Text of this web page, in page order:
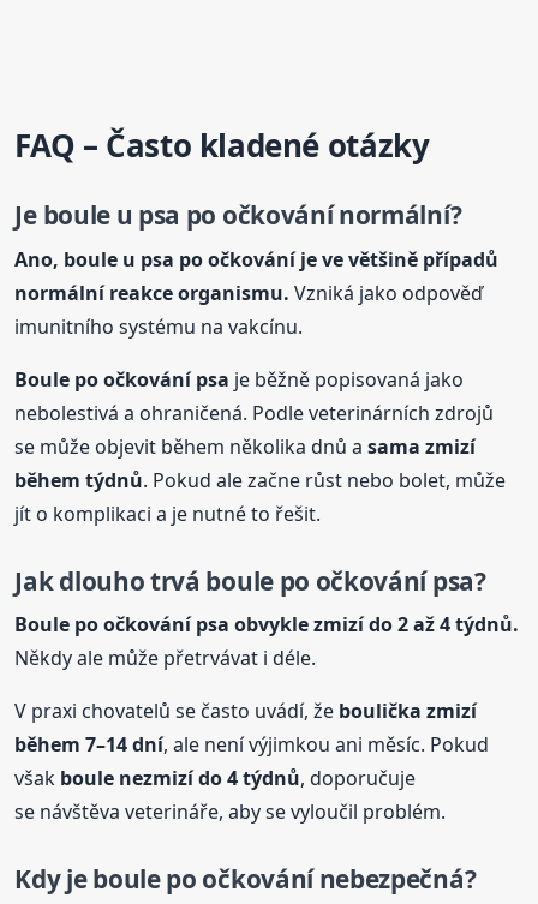
FAQ – Často kladené otázky
Je boule u psa po očkování normální?
Ano, boule u psa po očkování je ve většině případů
normální reakce organismu. Vzniká jako odpověď
imunitního systému na vakcínu.
Boule po očkování psa je běžně popisovaná jako
nebolestivá a ohraničená. Podle veterinárních zdrojů
se může objevit během několika dnů asama zmizí
během týdnů. Pokud ale začne růst nebo bolet, může
jít o komplikaci a je nutné to řešit.
Jak dlouho trvá boule po očkování psa?
Boule po očkování psa obvykle zmizí do 2 až 4 týdnů.
Někdy ale může přetrvávat i déle.
V praxi chovatelů se často uvádí, že boulička zmizí
během 7–14 dní, ale není výjimkou ani měsíc. Pokud
však boule nezmizí do 4 týdnů, doporučuje
se návštěva veterináře, aby se vyloučil problém.
Kdy je boule po očkování nebezpečná?